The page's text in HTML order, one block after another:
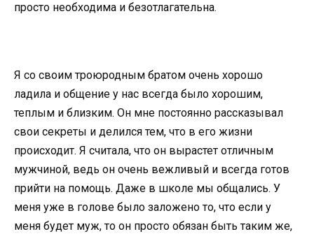
просто необходима и безотлагательна.
Я со своим троюродным братом очень хорошо
ладила и общение у нас всегда было хорошим,
теплым и близким. Он мне постоянно рассказывал
свои секреты и делился тем, что в его жизни
происходит. Я считала, что он вырастет отличным
мужчиной, ведь он очень вежливый и всегда готов
прийти на помощь. Даже в школе мы общались. У
меня уже в голове было заложено то, что если у
меня будет муж, то он просто обязан быть таким же,